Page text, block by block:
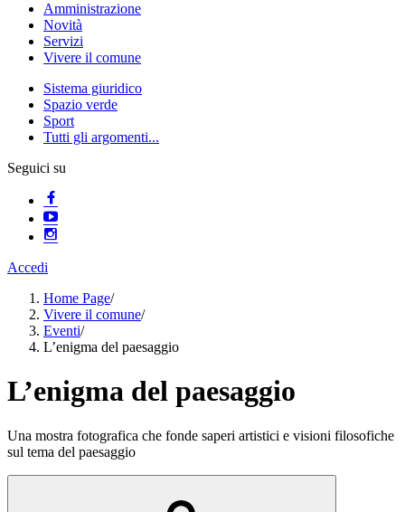
Amministrazione
Novità
Servizi
Vivere il comune
Sistema giuridico
Spazio verde
Sport
Tutti gli argomenti...
Seguici su
Accedi
Home Page/
Vivere il comune/
Eventi/
L’enigma del paesaggio
L’enigma del paesaggio
Una mostra fotografica che fonde saperi artistici e visioni filosofiche
sul tema del paesaggio